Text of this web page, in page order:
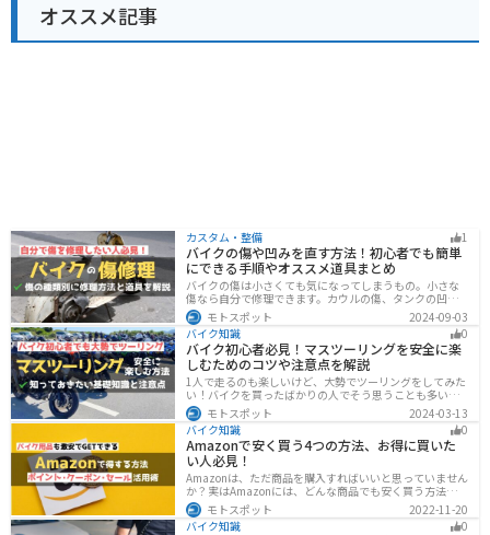
オススメ記事
カスタム・整備 1
バイクの傷や凹みを直す方法！初心者でも簡単
にできる手順やオススメ道具まとめ
バイクの傷は小さくても気になってしまうもの。小さな
傷なら自分で修理できます。カウルの傷、タンクの凹
み、サビ、樹脂の劣化、ホイールの傷などあらゆる傷の
修理方法をまとめました。自分でバイクの傷を直したい
と思っている人は参考にしてください。
モトスポット
2024-09-03
バイク知識
0
バイク初心者必見！マスツーリングを安全に楽
しむためのコツや注意点を解説
1人で走るのも楽しいけど、大勢でツーリングをしてみた
い！バイクを買ったばかりの人でそう思うことも多いで
しょう。他の人と一緒に走るマスツーリングはとても楽
しいですが、安全に楽しむために確認すべきことや注意
点などたくさんあります。1人で走る時とは違った難しさ
もあるので、しっかりと確認しておきましょう。
モトスポット
2024-03-13
バイク知識
0
Amazonで安く買う4つの方法、お得に買いた
い人必見！
Amazonは、ただ商品を購入すればいいと思っていません
か？実はAmazonには、どんな商品でも安く買う方法が存
在します。この記事では、Amazonでお得に買う方法を4
つ紹介します！Amazonギフト券をやAmazonポイント、
Amazonプライム、タイムセールを活用して安くお得に買
モトスポット
2022-11-20
バイク知識
0